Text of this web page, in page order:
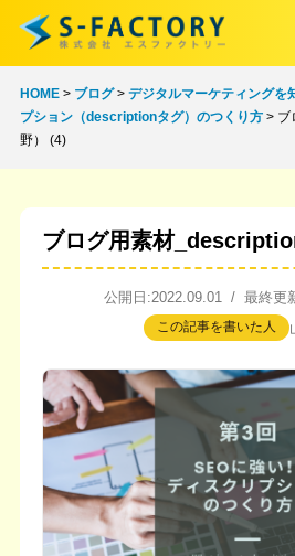
HOME> ブログ> デジタルマーケティングを
プション（descriptionタグ）のつくり方> ブ
野） (4)
ブログ用素材
公開日:2022.09.01 / 最終更
この記事を書いた人